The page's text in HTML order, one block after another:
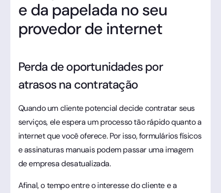
e da papelada no seu
provedor de internet
Perda de oportunidades por
atrasos na contratação
Quando um cliente potencial decide contratar seus
serviços, ele espera um processo tão rápido quanto a
internet que você oferece. Por isso, formulários físicos
e assinaturas manuais podem passar uma imagem
de empresa desatualizada.
Afinal, o tempo entre o interesse do cliente e a